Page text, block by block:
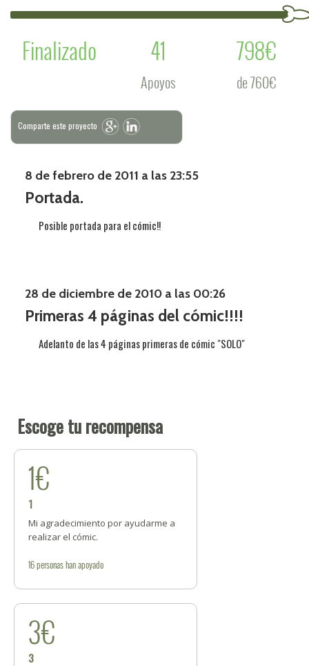
Finalizado
41
Apoyos
798€
de 760€
Comparte este proyecto
8 de febrero de 2011 a las 23:55
Portada.
Posible portada para el cómic!!
28 de diciembre de 2010 a las 00:26
Primeras 4 páginas del cómic!!!!
Adelanto de las 4 páginas primeras de cómic "SOLO"
Escoge tu recompensa
1€
1
Mi agradecimiento por ayudarme a
realizar el cómic.
16personashan apoyado
3€
3